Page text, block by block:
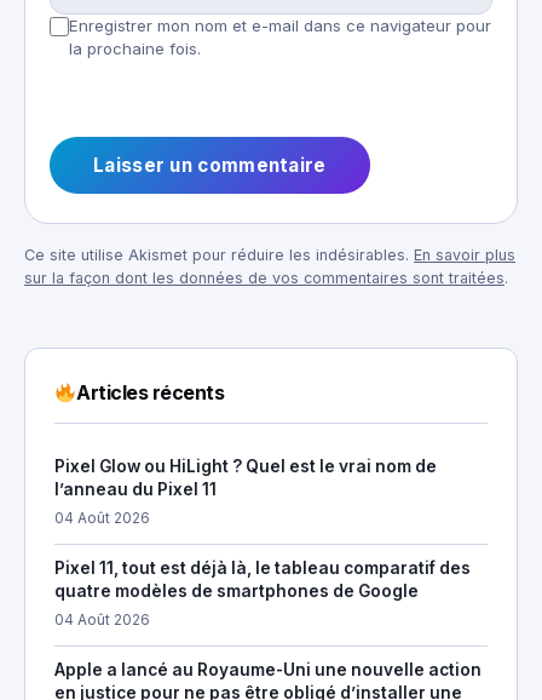
Enregistrer mon nom et e-mail dans ce navigateur pour
la prochaine fois.
Ce site utilise Akismet pour réduire les indésirables. En savoir plus
sur la façon dont les données de vos commentaires sont traitées.
Articles récents
Pixel Glow ou HiLight ? Quel est le vrai nom de
l’anneau du Pixel 11
04 Août 2026
Pixel 11, tout est déjà là, le tableau comparatif des
quatre modèles de smartphones de Google
04 Août 2026
Apple a lancé au Royaume-Uni une nouvelle action
en justice pour ne pas être obligé d’installer une